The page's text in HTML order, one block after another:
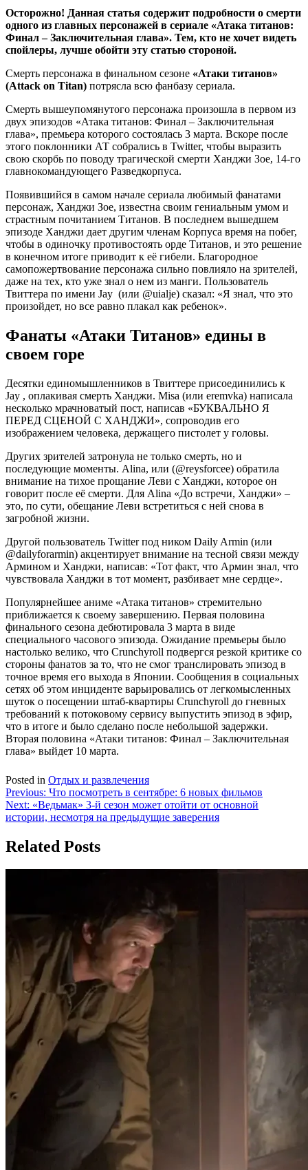
Осторожно! Данная статья содержит подробности о смерти
одного из главных персонажей в сериале «Атака титанов:
Финал – Заключительная глава». Тем, кто не хочет видеть
спойлеры, лучше обойти эту статью стороной.
Смерть персонажа в финальном сезоне «Атаки титанов»
(Attack on Titan) потрясла всю фанбазу сериала.
Смерть вышеупомянутого персонажа произошла в первом из
двух эпизодов «Атака титанов: Финал – Заключительная
глава», премьера которого состоялась 3 марта. Вскоре после
этого поклонники АТ собрались в Twitter, чтобы выразить
свою скорбь по поводу трагической смерти Ханджи Зое, 14-го
главнокомандующего Разведкорпуса.
Появившийся в самом начале сериала любимый фанатами
персонаж, Ханджи Зое, известна своим гениальным умом и
страстным почитанием Титанов. В последнем вышедшем
эпизоде Ханджи дает другим членам Корпуса время на побег,
чтобы в одиночку противостоять орде Титанов, и это решение
в конечном итоге приводит к её гибели. Благородное
самопожертвование персонажа сильно повлияло на зрителей,
даже на тех, кто уже знал о нем из манги. Пользователь
Твиттера по имени Jay (или @uialje) сказал: «Я знал, что это
произойдет, но все равно плакал как ребенок».
Фанаты «Атаки Титанов» едины в
своем горе
Десятки единомышленников в Твиттере присоединились к
Jay , оплакивая смерть Ханджи. Misa (или eremvka) написала
несколько мрачноватый пост, написав «БУКВАЛЬНО Я
ПЕРЕД СЦЕНОЙ С ХАНДЖИ», сопроводив его
изображением человека, держащего пистолет у головы.
Других зрителей затронула не только смерть, но и
последующие моменты. Alina, или (@reysforcee) обратила
внимание на тихое прощание Леви с Ханджи, которое он
говорит после её смерти. Для Alina «До встречи, Ханджи» –
это, по сути, обещание Леви встретиться с ней снова в
загробной жизни.
Другой пользователь Twitter под ником Daily Armin (или
@dailyforarmin) акцентирует внимание на тесной связи между
Армином и Ханджи, написав: «Тот факт, что Армин знал, что
чувствовала Ханджи в тот момент, разбивает мне сердце».
Популярнейшее аниме «Атака титанов» стремительно
приближается к своему завершению. Первая половина
финального сезона дебютировала 3 марта в виде
специального часового эпизода. Ожидание премьеры было
настолько велико, что Crunchyroll подвергся резкой критике со
стороны фанатов за то, что не смог транслировать эпизод в
точное время его выхода в Японии. Сообщения в социальных
сетях об этом инциденте варьировались от легкомысленных
шуток о посещении штаб-квартиры Crunchyroll до гневных
требований к потоковому сервису выпустить эпизод в эфир,
что в итоге и было сделано после небольшой задержки.
Вторая половина «Атаки титанов: Финал – Заключительная
глава» выйдет 10 марта.
Posted in Отдых и развлечения
Навигация
по
Previous: Что посмотреть в сентябре: 6 новых фильмов
Next: «Ведьмак» 3-й сезон может отойти от основной
истории, несмотря на предыдущие заверения
Related Posts